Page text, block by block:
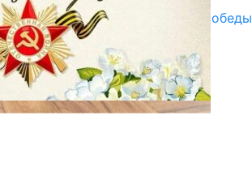
Награды в преддверии Дня Победы
29.04.2025